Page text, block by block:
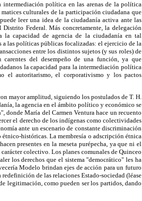
intermediación política en las arenas de la política
culturales de la participación ciudadana que
leer una idea de la ciudadanía activa ante las
Federal. Más concretamente, la delegación
la capacidad de agencia de la ciudadanía en tal
las políticas públicas focalizadas: el ejercicio de la
entre los distintos sujetos (y sus roles) de
carentes del desempeño de una función, ya que
la capacidad para la intermediación política
el autoritarismo, el corporativismo y los pactos
mayor amplitud, siguiendo los postulados de T. H.
la agencia en el ámbito político y económico se
donde María del Carmen Ventura hace un recuento
el derecho de los indígenas como colectividades
ante un escenario de constante discriminación
históricas. La membresía o adscripción étnica
presentes en la meseta purépecha, ya que ni el
colectivo. Los planes comunales de Quinceo
los derechos que el sistema "democrático" les ha
Modelo brindan ejes de acción para un futuro
de las relaciones Estado-sociedad (léase
legitimación, como pueden ser los partidos, dando